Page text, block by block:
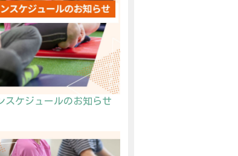
スケジュールのお知らせ